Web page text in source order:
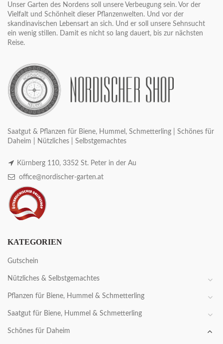
Unser Garten des Nordens soll unsere Verbeugung sein. Vor der
Vielfalt und Schönheit dieser Pflanzenwelten. Und vor der
skandinavischen Lebensart an sich. Und er soll unsere Sehnsucht
ein wenig stillen. Damit es nicht so lang dauert, bis zur nächsten
Reise.
Saatgut & Pflanzen für Biene, Hummel, Schmetterling | Schönes für
Daheim | Nützliches | Selbstgemachtes
Kürnberg 110, 3352 St. Peter in der Au
office@nordischer-garten.at
KATEGORIEN
Gutschein
Nützliches & Selbstgemachtes
Pflanzen für Biene, Hummel & Schmetterling
Saatgut für Biene, Hummel & Schmetterling
Schönes für Daheim